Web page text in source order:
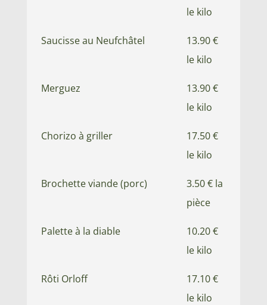
le kilo
Saucisse au Neufchâtel
13.90 €
le kilo
Merguez
13.90 €
le kilo
Chorizo à griller
17.50 €
le kilo
Brochette viande (porc)
3.50 € la
pièce
Palette à la diable
10.20 €
le kilo
Rôti Orloff
17.10 €
le kilo